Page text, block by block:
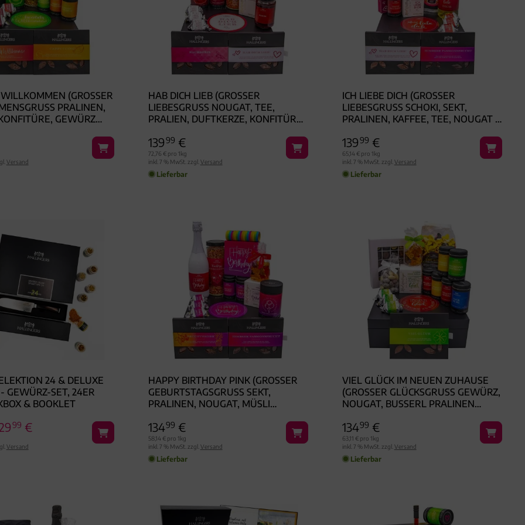
(GROSSER W
PRALINEN, NO
GEWÜRZ MÜ
GOURMET
Versand
HAB DICH LIEB (GROSSER L
IEBESGRUSS NOUGAT, TEE, PR
ALIEN, DUFTKERZE, KONFITÜRE &
L-GESCHENKKORB GOURMET
13999 €
72,76 € pro 1kg
inkl. 7 % MwSt. zzgl. Versand
Lieferbar
ICH LIEBE DICH (GROSSER L
IEBESGRUSS SCHOKI, SEKT, PR
ALINEN, KAFFEE, TEE, NOUGAT & VI
SCHENKKORB GOURMET
13999 €
65,14 € pro 1kg
inkl. 7 % MwSt. zzgl. Versand
Lieferbar
24 & DELUXE
GEWÜRZ-SET, 24ER
& BOOKLET
99 €
Versand
HAPPY BIRTHDAY PINK (GROSSER G
EBURTSTAGSGRUSS SEKT, PR
ALINEN, NOUGAT, MÜSLI DU
INKOST-SET, XXL-GE
SCHENKKORB GOURMET
13499 €
58,14 € pro 1kg
inkl. 7 % MwSt. zzgl. Versand
Lieferbar
VIEL GLÜCK IM NEUEN ZUHAUSE
(GROSSER GLÜCKSGRUSS GEWÜRZ, NO
UGAT, BUSSERL PRALINEN DU
T, XXL-GESCHENKKORB GO
URMET
13499 €
63,11 € pro 1kg
inkl. 7 % MwSt. zzgl. Versand
Lieferbar